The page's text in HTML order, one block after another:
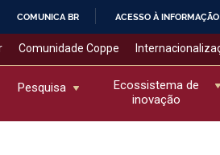
COMUNICA BR ACESSO À INFORMAÇÃO
Comunidade Coppe
Pesquisa
Ecossistema de
inovação